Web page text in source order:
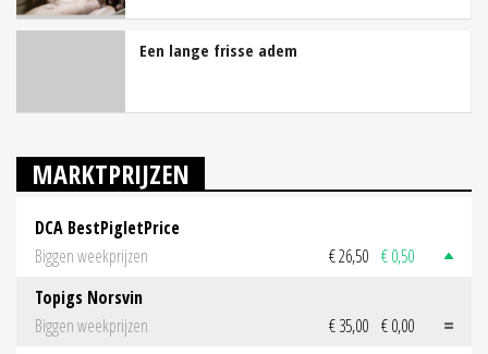
Een lange frisse adem
MARKTPRIJZEN
DCA BestPigletPrice
Biggen weekprijzen
€ 26,50 € 0,50
Topigs Norsvin
Biggen weekprijzen
€ 35,00 € 0,00